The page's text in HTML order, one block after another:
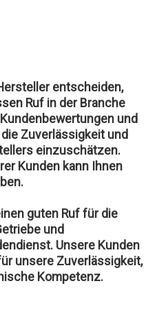
entscheiden,
Ruf in der Branche
und
Zuverlässigkeit und
einzuschätzen.
Kunden kann Ihnen
guten Ruf für die
und
Unsere Kunden
unsere Zuverlässigkeit,
Kompetenz.